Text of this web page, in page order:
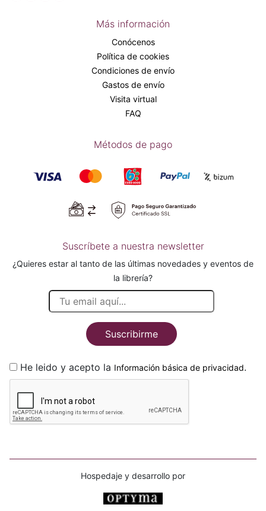
Más información
Conócenos
Política de cookies
Condiciones de envío
Gastos de envío
Visita virtual
FAQ
Métodos de pago
Suscríbete a nuestra newsletter
¿Quieres estar al tanto de las últimas novedades y eventos de
la librería?
Suscribirme
He leido y acepto la Información básica de privacidad.
Hospedaje y desarrollo por